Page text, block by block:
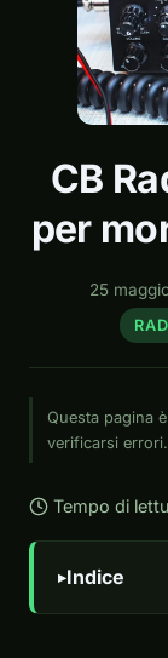
CB
per
25
Questa pagina
verificarsi errori.
Tempo di
Indice